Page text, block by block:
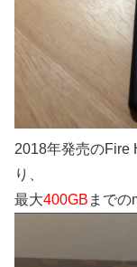
2018年発売のFire
り、
最大400GB までの